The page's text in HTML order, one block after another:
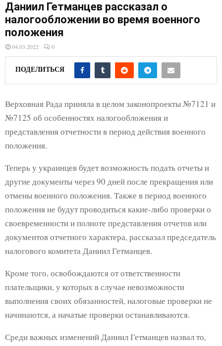
N
U
Даниил Гетманцев рассказал о
налогообложении во время военного
положения
04.03.2022 0
ПОДЕЛИТЬСЯ
Верховная Рада приняла в целом законопроекты №7121 и
№7125 об особенностях налогообложения и
представления отчетности в период действия военного
положения.
Теперь у украинцев будет возможность подать отчеты и
другие документы через 90 дней после прекращения или
отмены военного положения. Также в период военного
положения не будут проводиться какие-либо проверки о
своевременности и полноте представления отчетов или
документов отчетного характера, рассказал председатель
налогового комитета Даниил Гетманцев.
Кроме того, освобождаются от ответственности
плательщики, у которых в случае невозможности
выполнения своих обязанностей, налоговые проверки не
начинаются, а начатые проверки останавливаются.
Среди важных изменений Даниил Гетманцев назвал то,